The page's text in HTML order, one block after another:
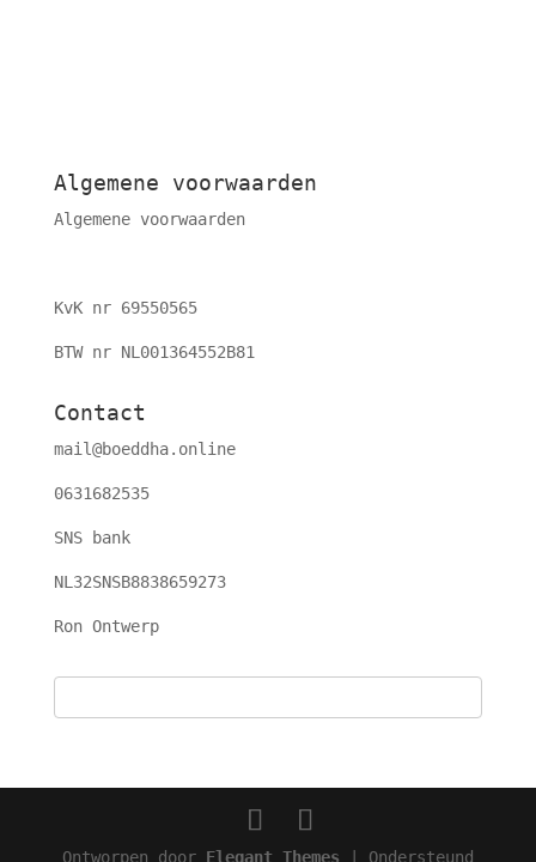
Algemene voorwaarden
Algemene voorwaarden
KvK nr 69550565
BTW nr NL001364552B81
Contact
mail@boeddha.online
0631682535
SNS bank
NL32SNSB8838659273
Ron Ontwerp
Ontworpen door Elegant Themes | Ondersteund